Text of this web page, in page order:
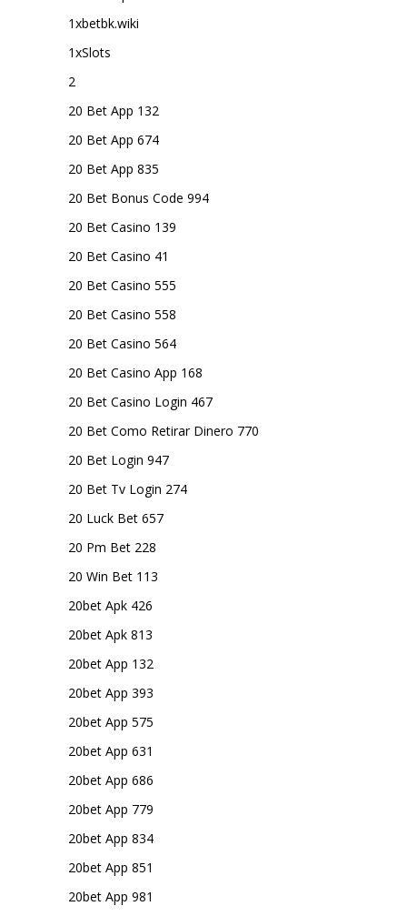
1xbetbk.wiki
1xSlots
2
20 Bet App 132
20 Bet App 674
20 Bet App 835
20 Bet Bonus Code 994
20 Bet Casino 139
20 Bet Casino 41
20 Bet Casino 555
20 Bet Casino 558
20 Bet Casino 564
20 Bet Casino App 168
20 Bet Casino Login 467
20 Bet Como Retirar Dinero 770
20 Bet Login 947
20 Bet Tv Login 274
20 Luck Bet 657
20 Pm Bet 228
20 Win Bet 113
20bet Apk 426
20bet Apk 813
20bet App 132
20bet App 393
20bet App 575
20bet App 631
20bet App 686
20bet App 779
20bet App 834
20bet App 851
20bet App 981